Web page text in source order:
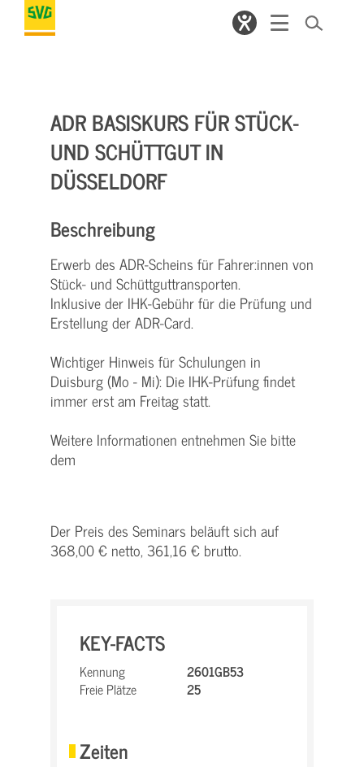
ADR BASISKURS FÜR STÜCK-
UND SCHÜTTGUT IN
DÜSSELDORF
Beschreibung
Erwerb des ADR-Scheins für Fahrer:innen von
Stück- und Schüttguttransporten.
Inklusive der IHK-Gebühr für die Prüfung und
Erstellung der ADR-Card.
Wichtiger Hinweis für Schulungen in
Duisburg (Mo - Mi): Die IHK-Prüfung findet
immer erst am Freitag statt.
Weitere Informationen entnehmen Sie bitte
dem
Der Preis des Seminars beläuft sich auf
368,00 € netto, 361,16 € brutto.
KEY-FACTS
Kennung
2601GB53
Freie Plätze
25
Zeiten